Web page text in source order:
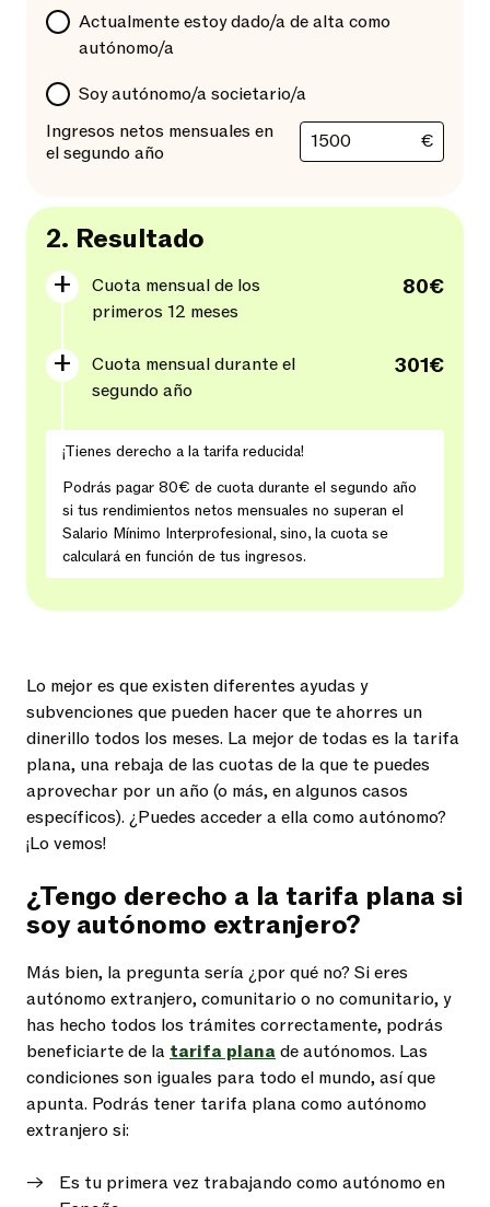
Actualmente estoy dado/a de alta como
autónomo/a
Soy autónomo/a societario/a
Ingresos netos mensuales en
el segundo año
€
2. Resultado
Cuota mensual de los
primeros 12 meses
80€
Cuota mensual durante el
segundo año
301€
¡Tienes derecho a la tarifa reducida!
Podrás pagar 80€ de cuota durante el segundo año
si tus rendimientos netos mensuales no superan el
Salario Mínimo Interprofesional, sino, la cuota se
calculará en función de tus ingresos.
Lo mejor es que existen diferentes ayudas y
subvenciones que pueden hacer que te ahorres un
dinerillo todos los meses. La mejor de todas es la tarifa
plana, una rebaja de las cuotas de la que te puedes
aprovechar por un año (o más, en algunos casos
específicos). ¿Puedes acceder a ella como autónomo?
¡Lo vemos!
¿Tengo derecho a la tarifa plana si
soy autónomo extranjero?
Más bien, la pregunta sería ¿por qué no? Si eres
autónomo extranjero, comunitario o no comunitario, y
has hecho todos los trámites correctamente, podrás
beneficiarte de la tarifa plana de autónomos. Las
condiciones son iguales para todo el mundo, así que
apunta. Podrás tener tarifa plana como autónomo
extranjero si:
Es tu primera vez trabajando como autónomo en